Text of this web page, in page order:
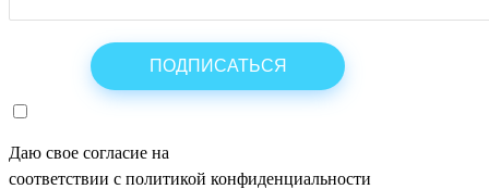
Даю свое согласие на
соответствии с политикой конфиденциальности